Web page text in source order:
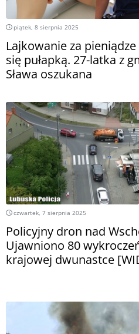
piątek, 8 sierpnia 2025
Lajkowanie za pieniądze
się pułapką. 27-latka z
Sława oszukana
czwartek, 7 sierpnia 2025
Policyjny dron nad
Ujawniono 80
krajowej dwunastce